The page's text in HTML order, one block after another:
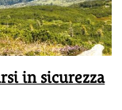
in sicurezza